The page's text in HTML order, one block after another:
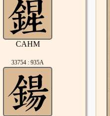
CAHM
33754 : 935A